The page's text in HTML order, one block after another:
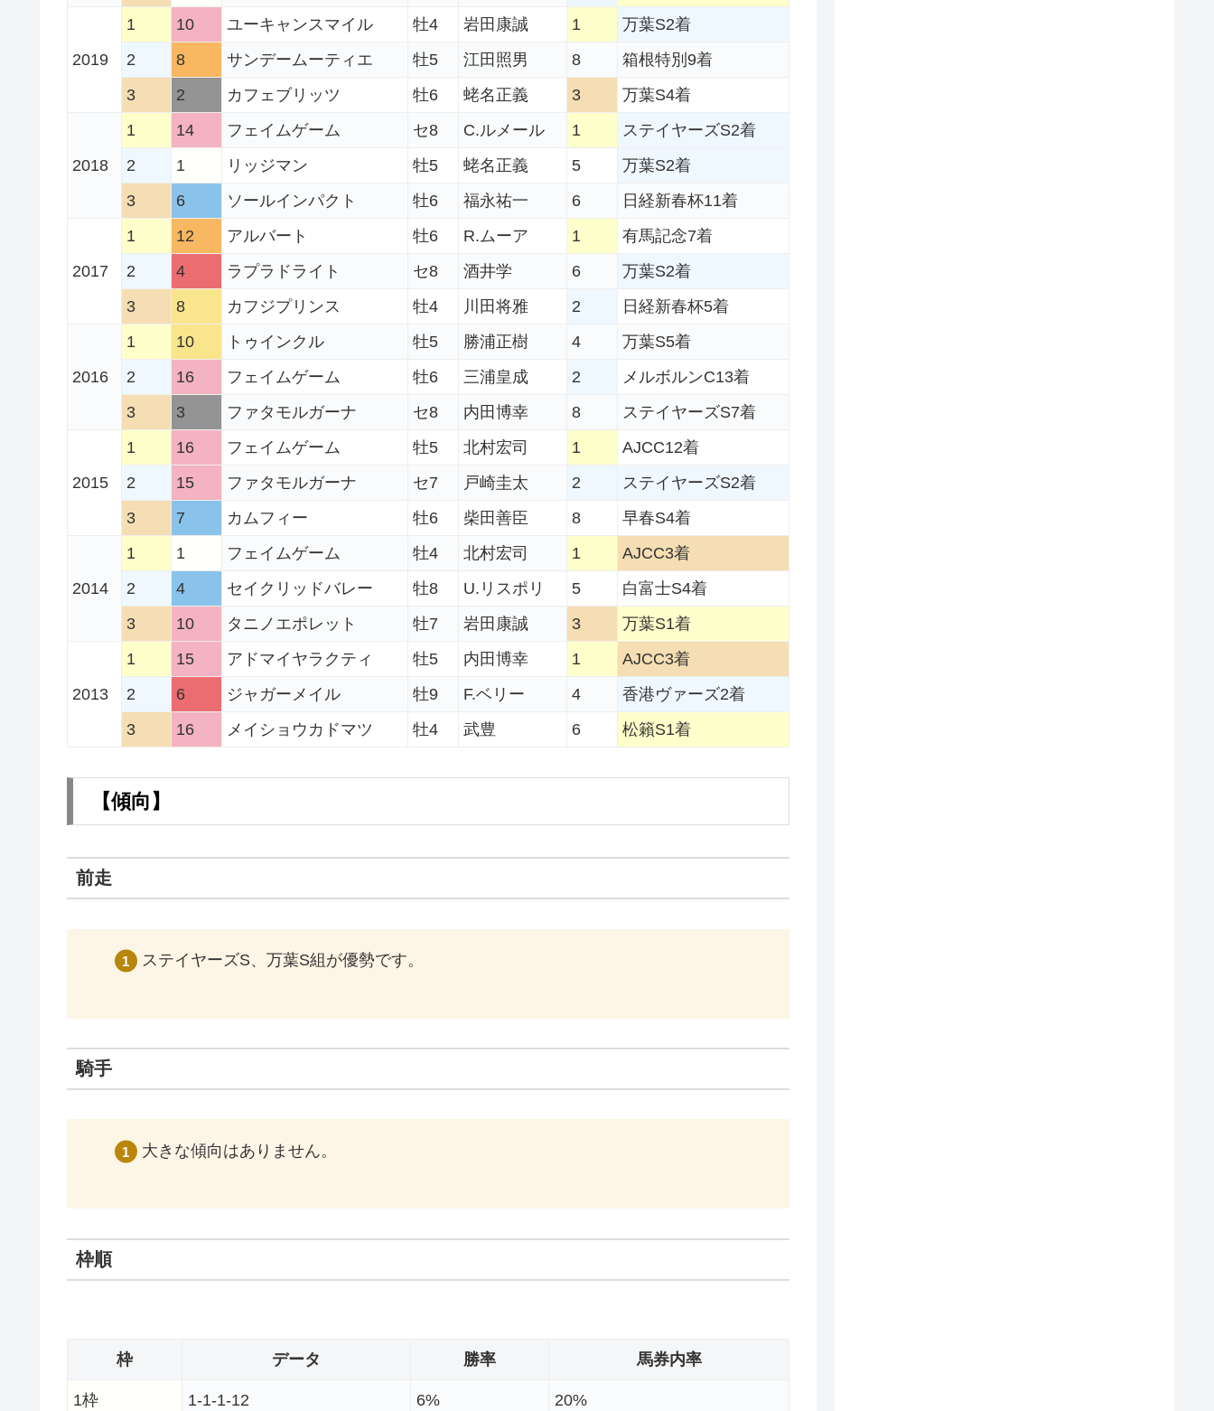
2019
1 10 ユーキャンスマイル 牡4 岩田康誠 1
万葉S2着
2
8 サンデームーティエ 牡5 江田照男 8
箱根特別9着
3
2 カフェブリッツ 牡6 蛯名正義 3 万葉S4着
2018
1 14 フェイムゲーム セ8 C.ルメール 1
ステイヤーズS2着
2
1 リッジマン 牡5 蛯名正義 5
万葉S2着
3
6 ソールインパクト 牡6 福永祐一 6 日経新春杯11着
2017
1 12 アルバート 牡6 R.ムーア 1
有馬記念7着
2
4 ラプラドライト セ8 酒井学 6
万葉S2着
3
8 カフジプリンス 牡4 川田将雅 2 日経新春杯5着
2016
1 10 トゥインクル 牡5 勝浦正樹 4
万葉S5着
2
16 フェイムゲーム 牡6 三浦皇成 2
メルボルンC13着
3
3 ファタモルガーナ セ8 内田博幸 8 ステイヤーズS7着
2015
1 16 フェイムゲーム 牡5 北村宏司 1
AJCC12着
2
15 ファタモルガーナ セ7 戸崎圭太 2
ステイヤーズS2着
3
7 カムフィー 牡6 柴田善臣 8 早春S4着
2014
1 1 フェイムゲーム 牡4 北村宏司 1
AJCC3着
2
4 セイクリッドバレー 牡8 U.リスポリ 5
白富士S4着
3
10 タニノエポレット 牡7 岩田康誠 3 万葉S1着
2013
1 15 アドマイヤラクティ 牡5 内田博幸 1
AJCC3着
2
6 ジャガーメイル 牡9 F.ベリー 4
香港ヴァーズ2着
3
16 メイショウカドマツ 牡4 武豊 6 松籟S1着
【傾向 】
前走
ステイヤーズS、万葉S組が優勢です。
騎手
大きな傾向はありません。
枠順
枠 データ 勝率 馬券内率
1枠 1-1-1-12 6% 20%